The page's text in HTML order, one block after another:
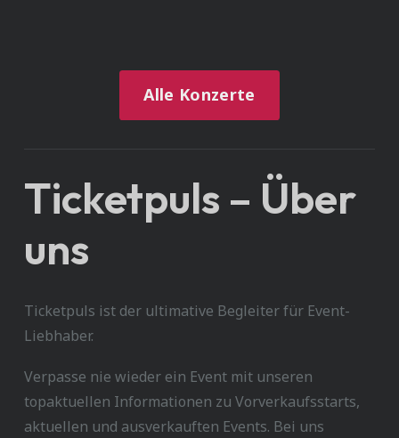
Alle Konzerte
Ticketpuls – Über
uns
Ticketpuls ist der ultimative Begleiter für Event-
Liebhaber.
Verpasse nie wieder ein Event mit unseren
topaktuellen Informationen zu Vorverkaufsstarts,
aktuellen und ausverkauften Events. Bei uns